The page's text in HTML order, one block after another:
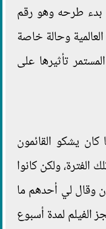
بدء طرحه وهو رقم
وحالة خاصة
تأثيرها على
يشكو القائمون
الفترة، ولكن كانوا
وقال لي أحدهم ما
الفيلم لمدة أسبوع